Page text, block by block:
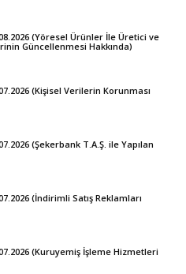
(Yöresel Ürünler İle Üretici ve
Güncellenmesi Hakkında)
(Kişisel Verilerin Korunması
(Şekerbank T.A.Ş. ile Yapılan
(İndirimli Satış Reklamları
(Kuruyemiş İşleme Hizmetleri